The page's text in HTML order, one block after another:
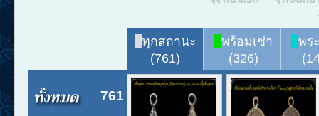
ทุกสถานะ
(761)
พร้อมเช่า
(326)
พร
761